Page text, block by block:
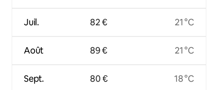
Juil.
Août
Sept.
82 €
89 €
80 €
21 °C
21 °C
18 °C